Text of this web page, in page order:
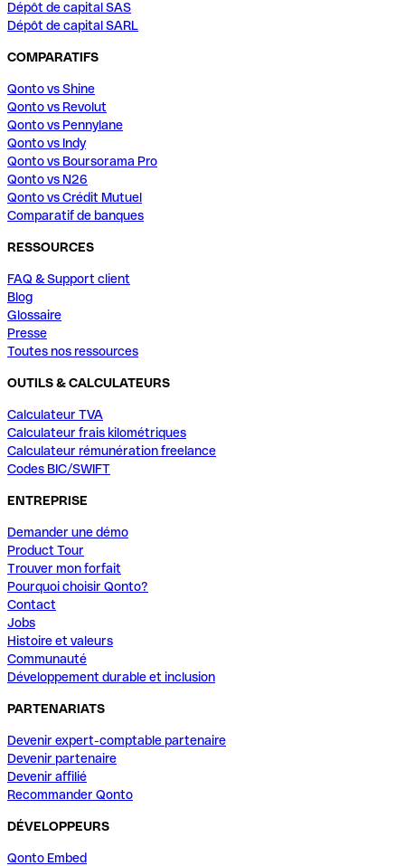
Dépôt de capital SAS
Dépôt de capital SARL
COMPARATIFS
Qonto vs Shine
Qonto vs Revolut
Qonto vs Pennylane
Qonto vs Indy
Qonto vs Boursorama Pro
Qonto vs N26
Qonto vs Crédit Mutuel
Comparatif de banques
RESSOURCES
FAQ & Support client
Blog
Glossaire
Presse
Toutes nos ressources
OUTILS & CALCULATEURS
Calculateur TVA
Calculateur frais kilométriques
Calculateur rémunération freelance
Codes BIC/SWIFT
ENTREPRISE
Demander une démo
Product Tour
Trouver mon forfait
Pourquoi choisir Qonto?
Contact
Jobs
Histoire et valeurs
Communauté
Développement durable et inclusion
PARTENARIATS
Devenir expert-comptable partenaire
Devenir partenaire
Devenir affilié
Recommander Qonto
DÉVELOPPEURS
Qonto Embed